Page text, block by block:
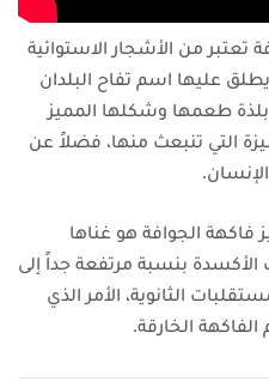
تعتبر من الأشجار الاستوائية
عليها اسم تفاح البلدان
طعمها وشكلها المميز
التي تنبعث منها، فضلاً عن
فاكهة الجوافة هو غناها
الأكسدة بنسبة مرتفعة جداً إلى
الثانوية، الأمر الذي
الخارقة.